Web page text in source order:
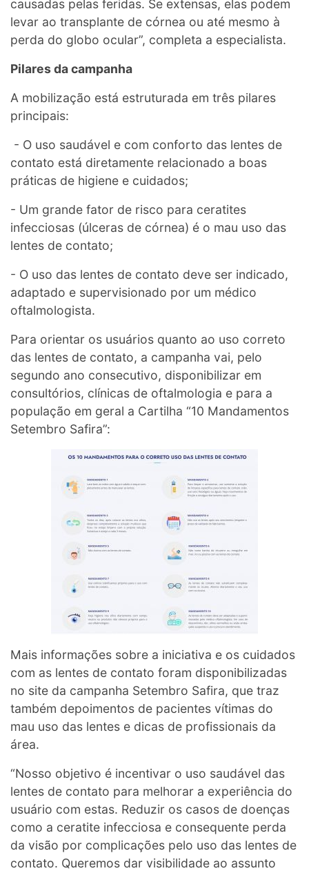
causadas pelas feridas. Se extensas, elas podem
levar ao transplante de córnea ou até mesmo à
perda do globo ocular”, completa a especialista.
Pilares da campanha
A mobilização está estruturada em três pilares
principais:
- O uso saudável e com conforto das lentes de
contato está diretamente relacionado a boas
práticas de higiene e cuidados;
- Um grande fator de risco para ceratites
infecciosas (úlceras de córnea) é o mau uso das
lentes de contato;
- O uso das lentes de contato deve ser indicado,
adaptado e supervisionado por um médico
oftalmologista.
Para orientar os usuários quanto ao uso correto
das lentes de contato, a campanha vai, pelo
segundo ano consecutivo, disponibilizar em
consultórios, clínicas de oftalmologia e para a
população em geral a Cartilha “10 Mandamentos
Setembro Safira”:
Mais informações sobre a iniciativa e os cuidados
com as lentes de contato foram disponibilizadas
no site da campanha Setembro Safira, que traz
também depoimentos de pacientes vítimas do
mau uso das lentes e dicas de profissionais da
área.
“Nosso objetivo é incentivar o uso saudável das
lentes de contato para melhorar a experiência do
usuário com estas. Reduzir os casos de doenças
como a ceratite infecciosa e consequente perda
da visão por complicações pelo uso das lentes de
contato. Queremos dar visibilidade ao assunto